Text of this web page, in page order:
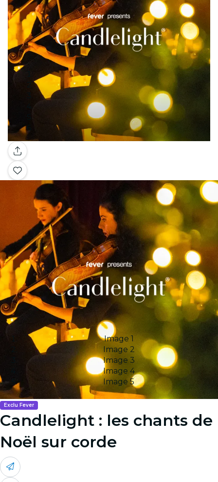
Galerie
Image 1
Image 2
Image 3
Image 4
Image 5
Exclu Fever
Candlelight : les chants de
Noël sur corde